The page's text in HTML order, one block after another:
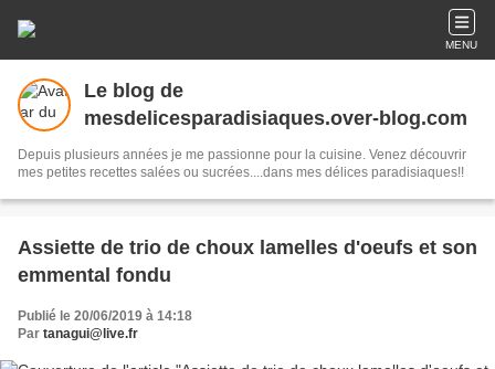
MENU
Le blog de
mesdelicesparadisiaques.over-blog.com
Depuis plusieurs années je me passionne pour la cuisine. Venez découvrir
mes petites recettes salées ou sucrées....dans mes délices paradisiaques!!
Assiette de trio de choux lamelles d'oeufs et son
emmental fondu
Publié le 20/06/2019 à 14:18
Par tanagui@live.fr